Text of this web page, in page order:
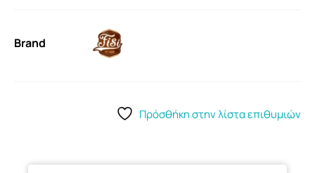
Brand
Πρόσθήκη στην λίστα επιθυμιών